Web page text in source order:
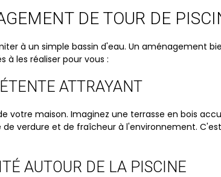
DE TOUR DE
à un simple bassin d'eau. Un aménagement
à les réaliser pour vous :
ATTRAYANT
votre maison. Imaginez une terrasse en bois
verdure et de fraîcheur à l'environnement.
AUTOUR DE LA PISCINE